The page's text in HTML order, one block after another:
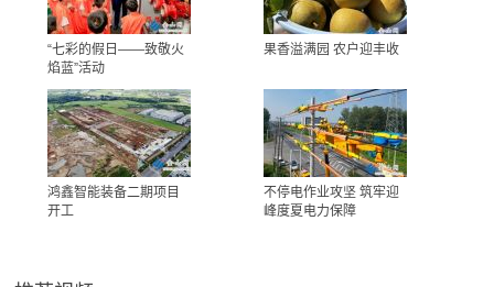
“七彩的假日——致敬火
焰蓝”活动
果香溢满园 农户迎丰收
鸿鑫智能装备二期项目
开工
不停电作业攻坚 筑牢迎
峰度夏电力保障